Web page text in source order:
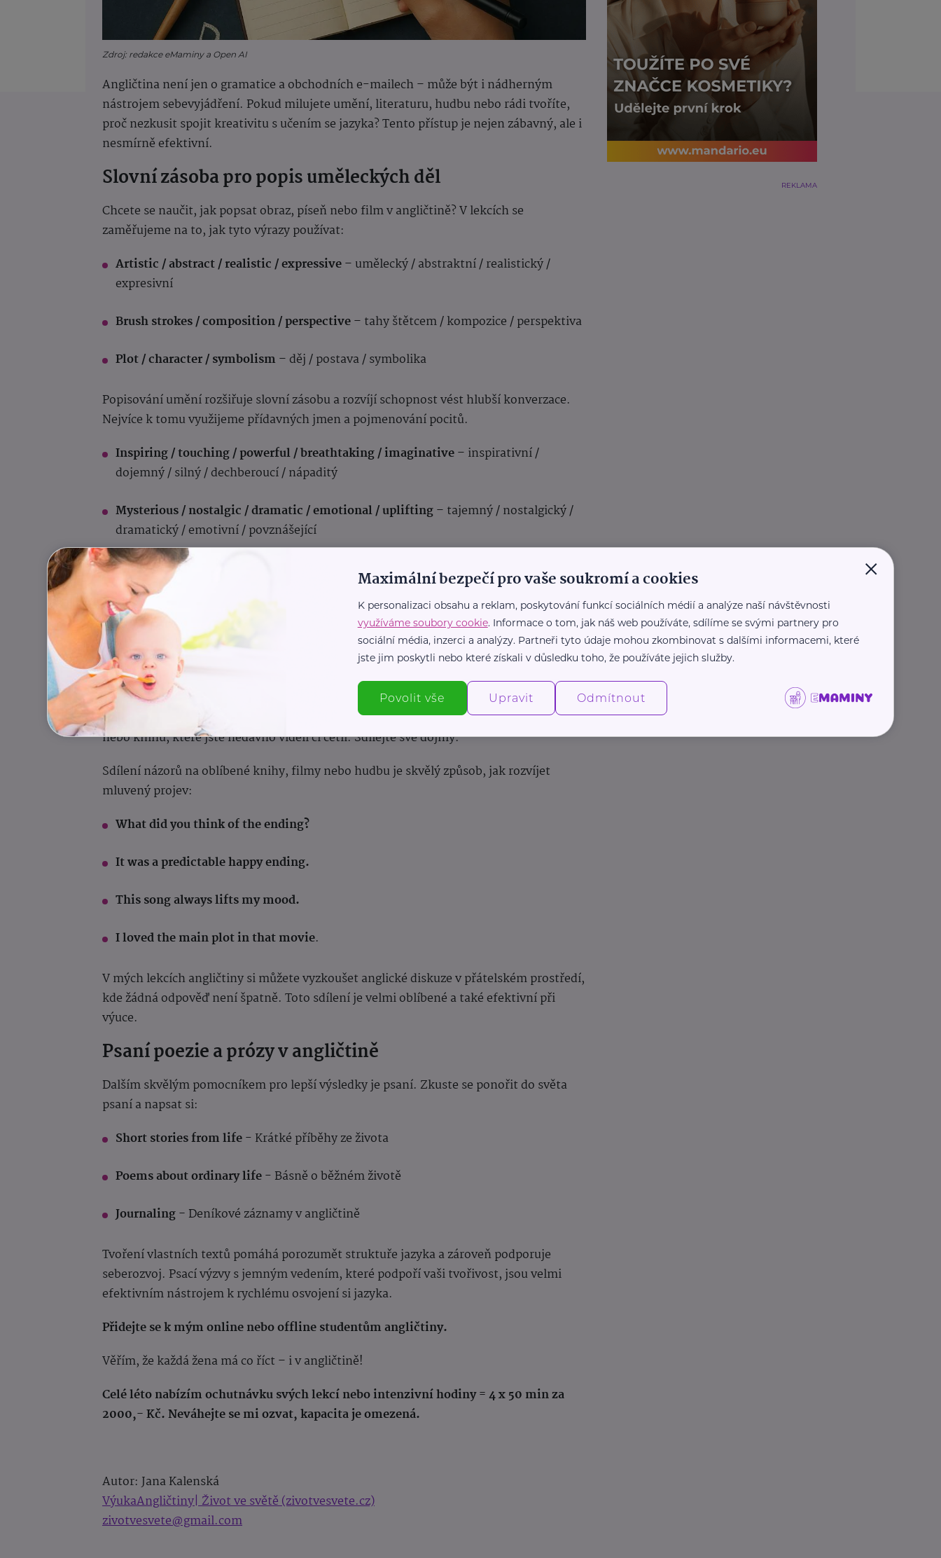
Zdroj: redakce eMaminy a Open AI
Angličtina není jen o gramatice a obchodních e-mailech – může být i nádherným
nástrojem sebevyjádření. Pokud milujete umění, literaturu, hudbu nebo rádi tvoříte,
proč nezkusit spojit kreativitu s učením se jazyka? Tento přístup je nejen zábavný, ale i
nesmírně efektivní.
Slovní zásoba pro popis uměleckých děl
Chcete se naučit, jak popsat obraz, píseň nebo film v angličtině? V lekcích se
zaměřujeme na to, jak tyto výrazy používat:
Artistic / abstract / realistic / expressive– umělecký / abstraktní / realistický /
expresivní
Brush strokes / composition / perspective– tahy štětcem / kompozice / perspektiva
Plot / character / symbolism – děj / postava / symbolika
Popisování umění rozšiřuje slovní zásobu a rozvíjí schopnost vést hlubší konverzace.
Nejvíce k tomu využijeme přídavných jmen a pojmenování pocitů.
Inspiring / touching / powerful / breathtaking / imaginative– inspirativní /
dojemný / silný / dechberoucí / nápaditý
Mysterious / nostalgic / dramatic / emotional / uplifting– tajemný / nostalgický /
dramatický / emotivní / povznášející
It moved me to tears
. – Dojalo mě to k slzám.
It gave me goosebumps. – Běhal mi z toho mráz po zádech.
It made me think deeply
. – Přimělo mě to k zamyšlení.
Diskuze o literatuře, filmu, hudbě a výtvarném umění
Zkuste si sami pro sebe nebo se svým study buddy(studijní kamarádkou) popsat film
nebo knihu, které jste nedávno viděli či četli. Sdílejte své dojmy.
Sdílení názorů na oblíbené knihy, filmy nebo hudbu je skvělý způsob, jak rozvíjet
mluvený projev:
What did you think of the ending?
It was a predictable happy ending.
This song always lifts my mood.
I loved the main plot in that movie.
V mých lekcích angličtiny si můžete vyzkoušet anglické diskuze v přátelském prostředí,
kde žádná odpověď není špatně. Toto sdílení je velmi oblíbené a také efektivní při
výuce.
Psaní poezie a prózy v angličtině
Dalším skvělým pomocníkem pro lepší výsledky je psaní. Zkuste se ponořit do světa
psaní a napsat si:
Short stories from life- Krátké příběhy ze života
Poems about ordinary life- Básně o běžném životě
Journaling - Deníkové záznamy v angličtině
Tvoření vlastních textů pomáhá porozumět struktuře jazyka a zároveň podporuje
seberozvoj. Psací výzvy s jemným vedením, které podpoří vaši tvořivost, jsou velmi
efektivním nástrojem k rychlému osvojení si jazyka.
Přidejte se k mým online nebo offline studentům angličtiny.
Věřím, že každá žena má co říct – i v angličtině!
Celé léto nabízím ochutnávku svých lekcí nebo intenzivní hodiny = 4 x 50 min za
2000,- Kč. Neváhejte se mi ozvat, kapacita je omezená.
Autor: Jana Kalenská
VýukaAngličtiny| Život ve světě (zivotvesvete.cz)
zivotvesvete@gmail.com
REKLAMA
×
Maximální bezpečí pro vaše soukromí a cookies
K personalizaci obsahu a reklam, poskytování funkcí sociálních médií a analýze naší návštěvnosti
využíváme soubory cookie. Informace o tom, jak náš web používáte, sdílíme se svými partnery pro
sociální média, inzerci a analýzy. Partneři tyto údaje mohou zkombinovat s dalšími informacemi, které
jste jim poskytli nebo které získali v důsledku toho, že používáte jejich služby.
Povolit vše Upravit Odmítnout